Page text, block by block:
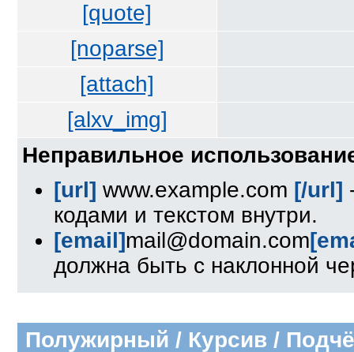
[quote]
[noparse]
[attach]
[alxv_img]
Неправильное
[url] www.example.com [/url]
кодами и текстом внутри.
[email]mail@domain.com
должна быть с наклонной
Полужирный / Курсив /